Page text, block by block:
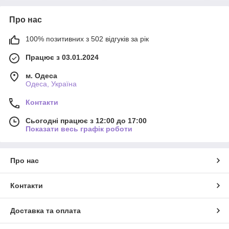
Про нас
100% позитивних з 502 відгуків за рік
Працює з 03.01.2024
м. Одеса
Одеса, Україна
Контакти
Сьогодні працює з 12:00 до 17:00
Показати весь графік роботи
Про нас
Контакти
Доставка та оплата